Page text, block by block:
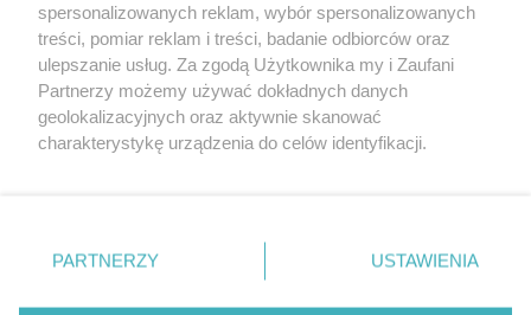
O nas
Nasze serwisy
spersonalizowanych reklam, wybór spersonalizowanych
treści, pomiar reklam i treści, badanie odbiorców oraz
ulepszanie usług. Za zgodą Użytkownika my i Zaufani
Partnerzy możemy używać dokładnych danych
geolokalizacyjnych oraz aktywnie skanować
charakterystykę urządzenia do celów identyfikacji.
zmienić/wycofać klikając przycisk ustawień prywatności
znajdujący się w lewym dolnym rogu strony
rodzaje przetwarzania danych nie wymagają zgody
PARTNERZY USTAWIENIA